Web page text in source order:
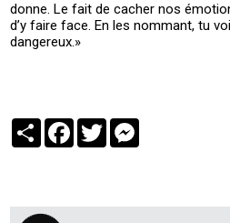
donne. Le fait de cacher nos
d’y faire face. En les nommant, tu
dangereux.»
PartagerFacebook
Twitter